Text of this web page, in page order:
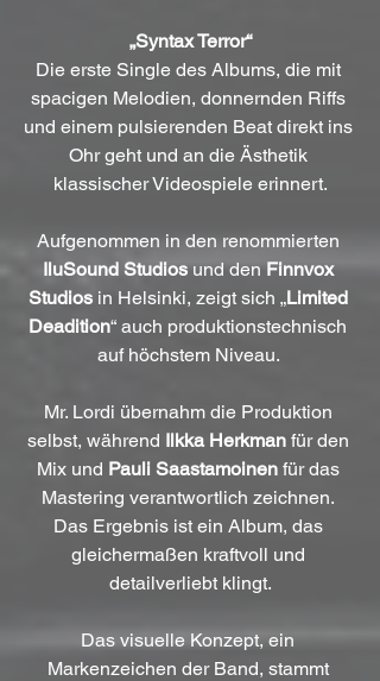
„Syntax Terror“
Die erste Single des Albums, die mit
spacigen Melodien, donnernden Riffs
und einem pulsierenden Beat direkt ins
Ohr geht und an die Ästhetik
klassischer Videospiele erinnert.
Aufgenommen in den renommierten
IluSound Studios und den Finnvox
Studios in Helsinki, zeigt sich „Limited
Deadition“ auch produktionstechnisch
auf höchstem Niveau.
Mr. Lordi übernahm die Produktion
selbst, während Ilkka Herkman für den
Mix und Pauli Saastamoinen für das
Mastering verantwortlich zeichnen.
Das Ergebnis ist ein Album, das
gleichermaßen kraftvoll und
detailverliebt klingt.
Das visuelle Konzept, ein
Markenzeichen der Band, stammt